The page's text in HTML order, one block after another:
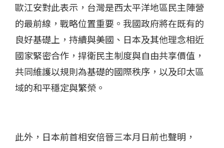
歐江安對此表示，台灣是西太平洋地區民主陣營
的最前線，戰略位置重要。我國政府將在既有的
良好基礎上，持續與美國、日本及其他理念相近
國家緊密合作，捍衛民主制度與自由共享價值，
共同維護以規則為基礎的國際秩序，以及印太區
域的和平穩定與繁榮。
此外，日本前首相安倍晉三本月日前也聲明，